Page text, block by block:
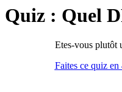
Quiz : Quel
Etes-vous plutôt
Faites ce quiz en